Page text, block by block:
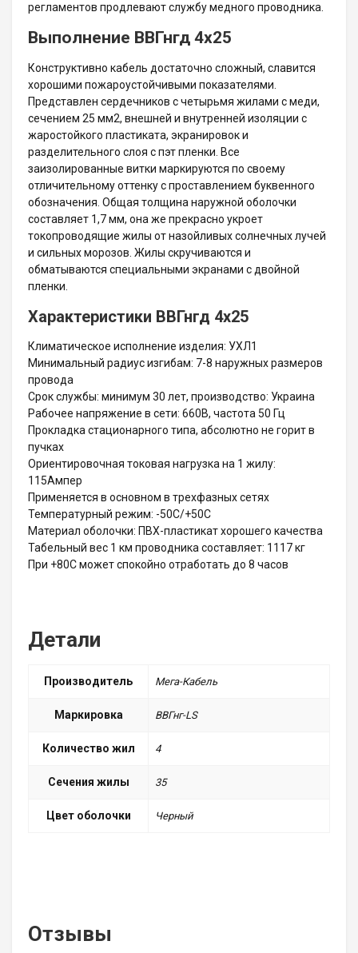
регламентов продлевают службу медного проводника.
Выполнение ВВГнгд 4х25
Конструктивно кабель достаточно сложный, славится
хорошими пожароустойчивыми показателями.
Представлен сердечников с четырьмя жилами с меди,
сечением 25 мм2, внешней и внутренней изоляции с
жаростойкого пластиката, экранировок и
разделительного слоя с пэт пленки. Все
заизолированные витки маркируются по своему
отличительному оттенку с проставлением буквенного
обозначения. Общая толщина наружной оболочки
составляет 1,7 мм, она же прекрасно укроет
токопроводящие жилы от назойливых солнечных лучей
и сильных морозов. Жилы скручиваются и
обматываются специальными экранами с двойной
пленки.
Характеристики ВВГнгд 4х25
Климатическое исполнение изделия: УХЛ1
Минимальный радиус изгибам: 7-8 наружных размеров
провода
Срок службы: минимум 30 лет, производство: Украина
Рабочее напряжение в сети: 660В, частота 50 Гц
Прокладка стационарного типа, абсолютно не горит в
пучках
Ориентировочная токовая нагрузка на 1 жилу:
115Ампер
Применяется в основном в трехфазных сетях
Температурный режим: -50С/+50С
Материал оболочки: ПВХ-пластикат хорошего качества
Табельный вес 1 км проводника составляет: 1117 кг
При +80С может спокойно отработать до 8 часов
Детали
Производитель Мега-Кабель
Маркировка ВВГнг-LS
Количество жил 4
Сечения жилы 35
Цвет оболочки Черный
Отзывы